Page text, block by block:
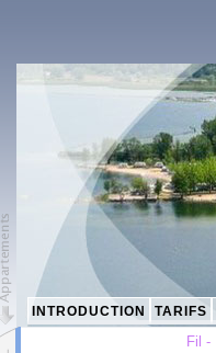
INTRODUCTION TARIFS
Fil -